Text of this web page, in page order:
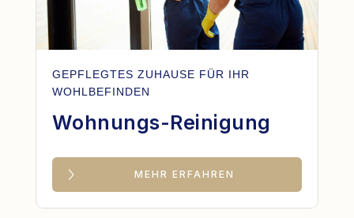
GEPFLEGTES ZUHAUSE FÜR IHR
WOHLBEFINDEN
Wohnungs-Reinigung
MEHR ERFAHREN